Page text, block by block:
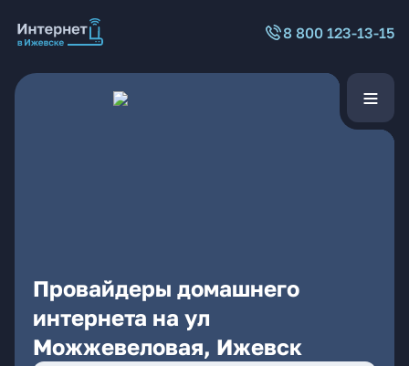
8 800 123-13-15
Провайдеры домашнего
интернета на ул
Можжевеловая, Ижевск